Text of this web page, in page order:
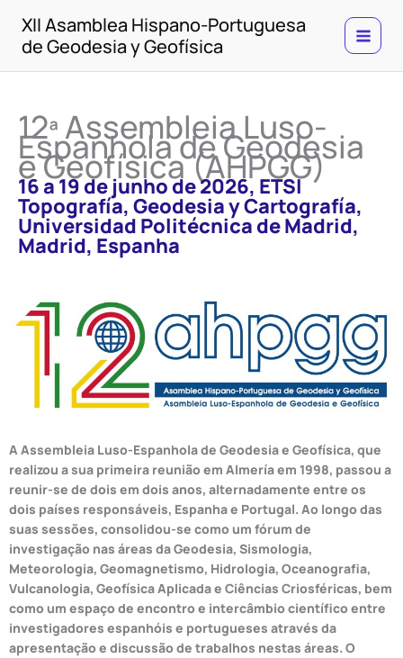
content
XII Asamblea Hispano-Portuguesa
de Geodesia y Geofísica
12ª Assembleia Luso-
Espanhola de Geodesia
e Geofísica (AHPGG)
16 a 19 de junho de 2026, ETSI
Topografía, Geodesia y Cartografía,
Universidad Politécnica de Madrid,
Madrid, Espanha
A Assembleia Luso-Espanhola de Geodesia e Geofísica, que
realizou a sua primeira reunião em Almería em 1998, passou a
reunir-se de dois em dois anos, alternadamente entre os
dois países responsáveis, Espanha e Portugal. Ao longo das
suas sessões, consolidou-se como um fórum de
investigação nas áreas da Geodesia, Sismologia,
Meteorologia, Geomagnetismo, Hidrologia, Oceanografia,
Vulcanologia, Geofísica Aplicada e Ciências Criosféricas, bem
como um espaço de encontro e intercâmbio científico entre
investigadores espanhóis e portugueses através da
apresentação e discussão de trabalhos nestas áreas. O